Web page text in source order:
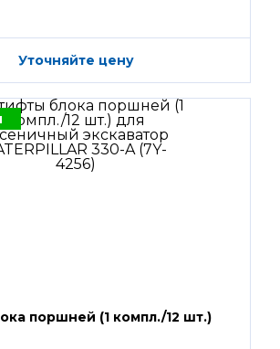
Уточняйте цену
поршней (1 компл./12 шт.)